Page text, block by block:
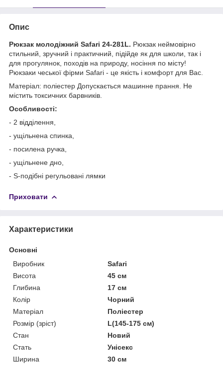
Опис
Рюкзак молодіжний Safari 24-281L. Рюкзак неймовірно
стильний, зручний і практичний, підійде як для школи, так і
для прогулянок, походів на природу, носіння по місту!
Рюкзаки чеської фірми Safari - це якість і комфорт для Вас.
Матеріал: поліестер Допускається машинне прання. Не
містить токсичних барвників.
Особливості:
- 2 відділення,
- ущільнена спинка,
- посилена ручка,
- ущільнене дно,
- S-подібні регульовані лямки
Приховати
Характеристики
Основні
Виробник
Safari
Висота
45 см
Глибина
17 см
Колір
Чорний
Матеріал
Поліестер
Розмір (зріст)
L(145-175 см)
Стан
Новий
Стать
Унісекс
Ширина
30 см